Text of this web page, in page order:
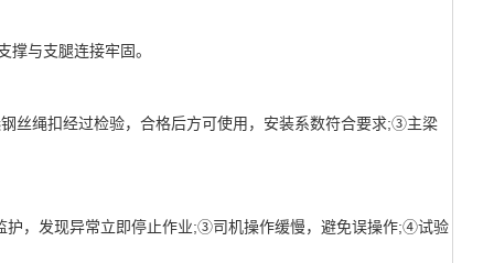
与支腿连接牢固。
绳扣经过检验，合格后方可使用，安装系数符合要求;③主梁
发现异常立即停止作业;③司机操作缓慢，避免误操作;④试验